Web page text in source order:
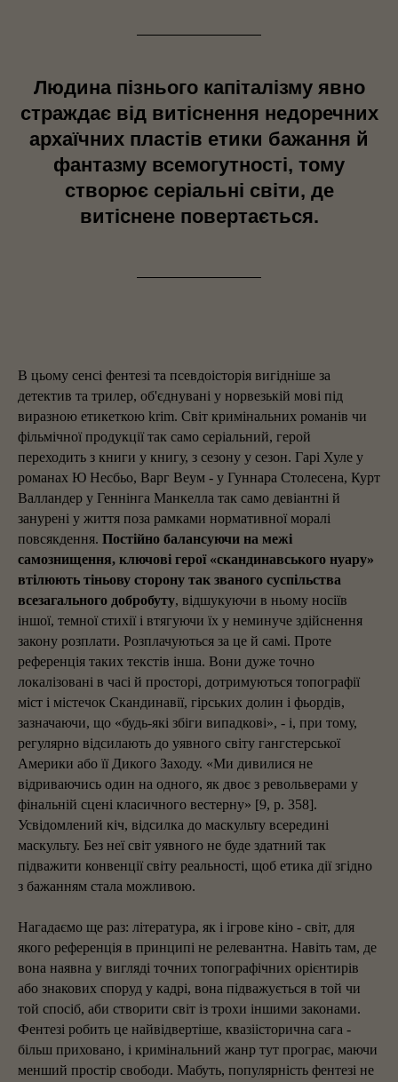
Людина пізнього капіталізму явно
страждає від витіснення недоречних
архаїчних пластів етики бажання й
фантазму всемогутності, тому
створює серіальні світи, де
витіснене повертається.
В цьому сенсі фентезі та псевдоісторія вигідніше за
детектив та трилер, об'єднувані у норвезькій мові під
виразною етикеткою krim. Світ кримінальних романів чи
фільмічної продукції так само серіальний, герой
переходить з книги у книгу, з сезону у сезон. Гарі Хуле у
романах Ю Несбьо, Варг Веум - у Гуннара Столесена, Курт
Валландер у Геннінга Манкелла так само девіантні й
занурені у життя поза рамками нормативної моралі
повсякдення. Постійно балансуючи на межі
самознищення, ключові герої «скандинавського нуару»
втілюють тіньову сторону так званого суспільства
всезагального добробуту, відшукуючи в ньому носіїв
іншої, темної стихії і втягуючи їх у неминуче здійснення
закону розплати. Розплачуються за це й самі. Проте
референція таких текстів інша. Вони дуже точно
локалізовані в часі й просторі, дотримуються топографії
міст і містечок Скандинавії, гірських долин і фьордів,
зазначаючи, що «будь-які збіги випадкові», - і, при тому,
регулярно відсилають до уявного світу гангстерської
Америки або її Дикого Заходу. «Ми дивилися не
відриваючись один на одного, як двоє з револьверами у
фінальній сцені класичного вестерну» [9, р. 358].
Усвідомлений кіч, відсилка до маскульту всередині
маскульту. Без неї світ уявного не буде здатний так
підважити конвенції світу реальності, щоб етика дії згідно
з бажанням стала можливою.
Нагадаємо ще раз: література, як і ігрове кіно - світ, для
якого референція в принципі не релевантна. Навіть там, де
вона наявна у вигляді точних топографічних орієнтирів
або знакових споруд у кадрі, вона підважується в той чи
той спосіб, аби створити світ із трохи іншими законами.
Фентезі робить це найвідвертіше, квазіісторична сага -
більш приховано, і кримінальний жанр тут програє, маючи
менший простір свободи. Мабуть, популярність фентезі не